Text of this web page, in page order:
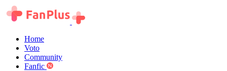
Home
Voto
Community
Fanfic